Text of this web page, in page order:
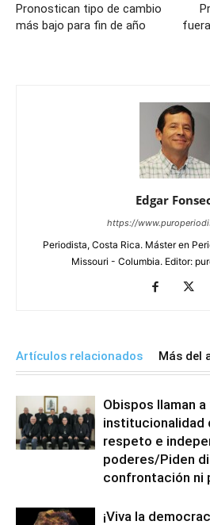
Pronostican tipo de cambio
más bajo para fin de año
Edgar
https://
Periodista, Costa Rica. Máster en
Missouri - Columbia. Editor:
Artículos relacionados Más del
Obispos llaman
institucionalidad
respeto e
poderes/Piden
confrontación ni
¡Viva la